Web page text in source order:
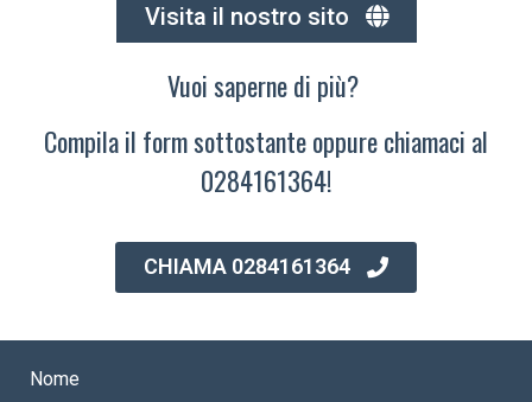
Visita il nostro sito
Vuoi saperne di più?
Compila il form sottostante oppure chiamaci al
0284161364!
CHIAMA 0284161364
Nome